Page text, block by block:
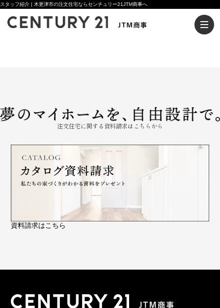
スタッフ紹介 | 木更津市の注文住宅ならセンチュリー21JTM商事へ
注文住宅に関する資料請求はこちらから
資料請求はこちら